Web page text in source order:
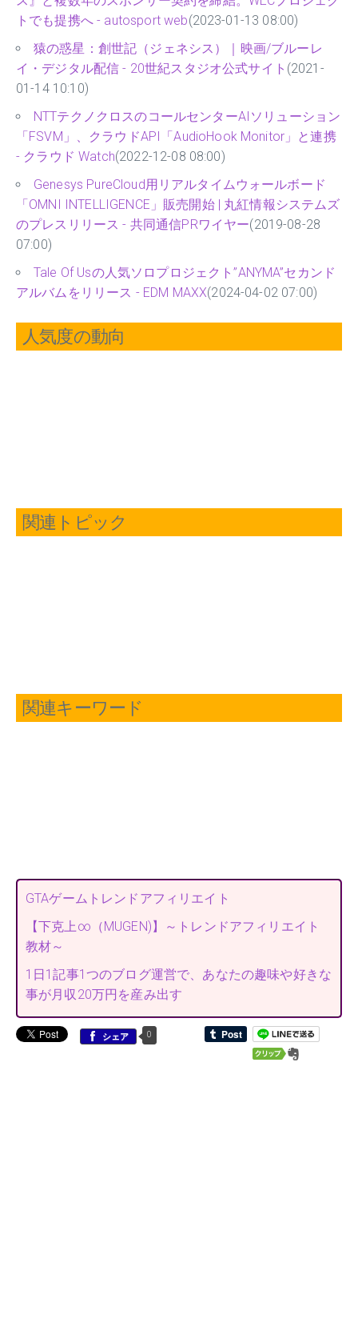
トでも提携へ - autosport web(2023-01-13 08:00)
猿の惑星：創世記（ジェネシス）｜映画/ブルーレ
イ・デジタル配信 - 20世紀スタジオ公式サイト (2021-
01-14 10:10)
NTTテクノクロスのコールセンターAIソリューション
「FSVM」、クラウドAPI「AudioHook Monitor」と連携
- クラウド Watch(2022-12-08 08:00)
Genesys PureCloud用リアルタイムウォールボード
「OMNI INTELLIGENCE」販売開始 | 丸紅情報システムズ
のプレスリリース - 共同通信PRワイヤー(2019-08-28
07:00)
Tale Of Usの人気ソロプロジェクト”ANYMA”セカンド
アルバムをリリース - EDM MAXX(2024-04-02 07:00)
人気度の動向
関連トピック
関連キーワード
GTAゲームトレンドアフィリエイト
【下克上∞（MUGEN)】～トレンドアフィリエイト
教材～
1日1記事1つのブログ運営で、あなたの趣味や好きな
事が月収20万円を産み出す
シェア 0